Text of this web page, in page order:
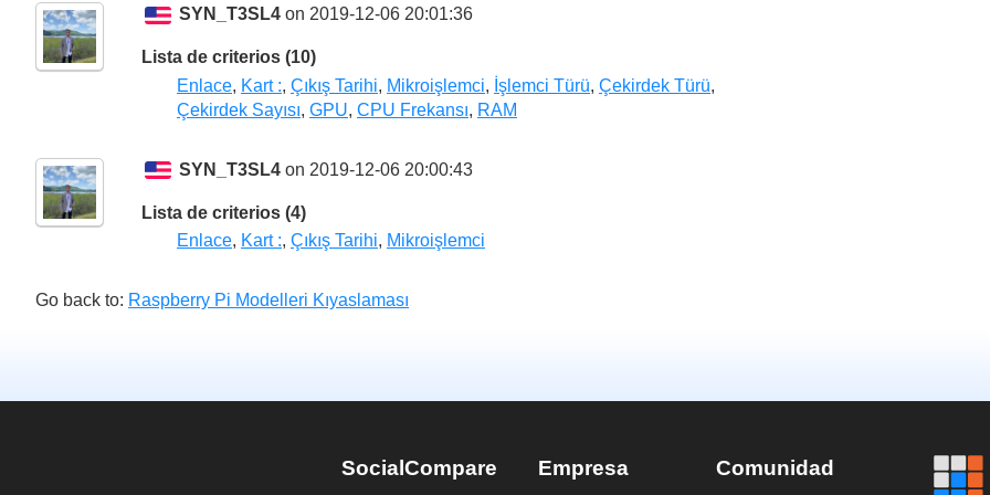
SYN_T3SL4 on 2019-12-06 20:01:36
Lista de criterios (10)
Enlace, Kart :, Çıkış Tarihi, Mikroişlemci, İşlemci Türü, Çekirdek Türü,
Çekirdek Sayısı, GPU, CPU Frekansı, RAM
SYN_T3SL4 on 2019-12-06 20:00:43
Lista de criterios (4)
Enlace, Kart :, Çıkış Tarihi, Mikroişlemci
Go back to: Raspberry Pi Modelleri Kıyaslaması
SocialCompare Empresa Comunidad